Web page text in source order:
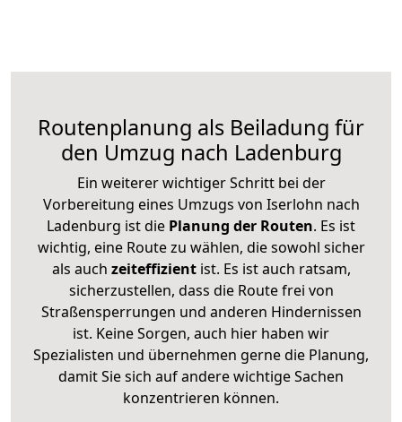
Routenplanung als Beiladung für
den Umzug nach Ladenburg
Ein weiterer wichtiger Schritt bei der
Vorbereitung eines Umzugs von Iserlohn nach
Ladenburg ist die Planung der Routen. Es ist
wichtig, eine Route zu wählen, die sowohl sicher
als auch zeiteffizientist. Es ist auch ratsam,
sicherzustellen, dass die Route frei von
Straßensperrungen und anderen Hindernissen
ist. Keine Sorgen, auch hier haben wir
Spezialisten und übernehmen gerne die Planung,
damit Sie sich auf andere wichtige Sachen
konzentrieren können.